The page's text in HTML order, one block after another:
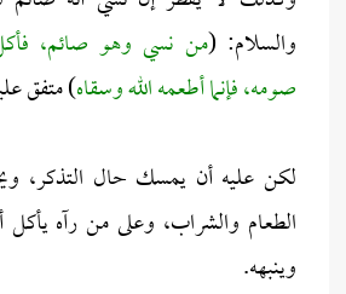
والسلام: (من نسي وهو صائم،
صومه، فإنما أطعمه الله وسقاه) متفق
لكن عليه أن يمسك حال التذكر،
الطعام والشراب، وعلى من رآه
وينبهه.